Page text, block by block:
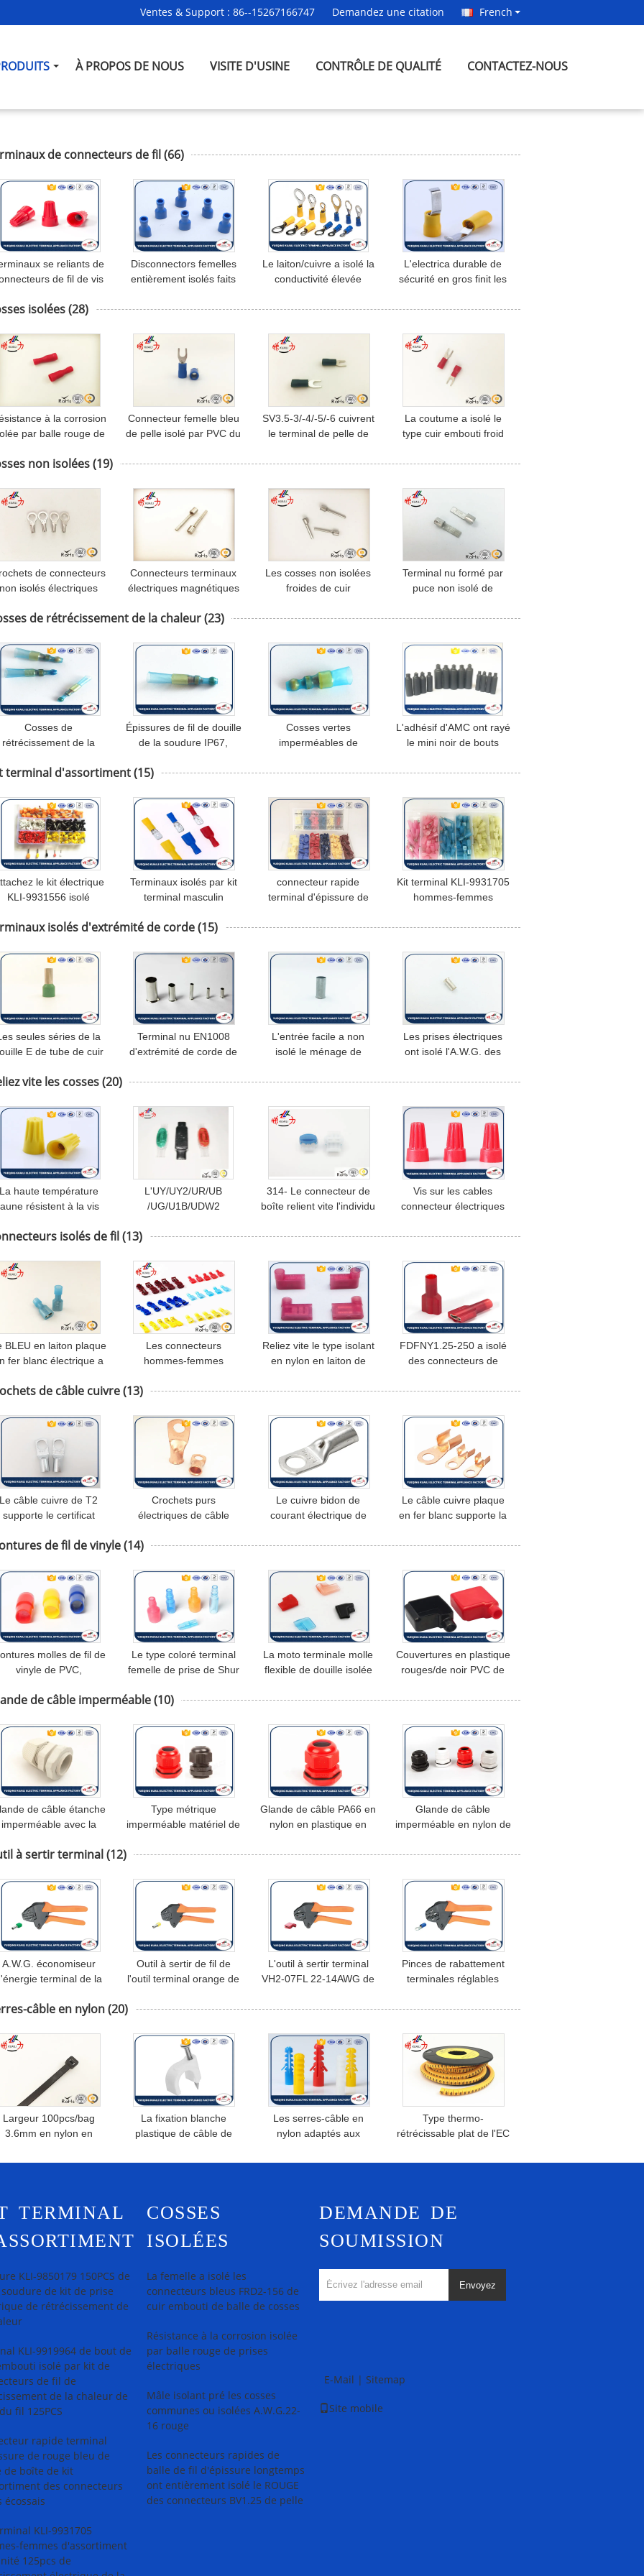
Ventes & Support : 86--15267166747 Demandez une citation French
À PROPOS DE NOUS VISITE D'USINE CONTRÔLE DE QUALITÉ CONTACTEZ-NOUS
de connecteurs de fil (66)
se reliants de
de fil de vis
de fil électrique
Disconnectors femelles
entièrement isolés faits
d'OEM FDFD de
connecteurs de fil
Le laiton/cuivre a isolé la
conductivité élevée
d'anneau de fil de cuir
L'electrica durable de
sécurité en gros finit les
de lame
isolées (28)
à la corrosion
par balle rouge de
Connecteur femelle bleu
de pelle isolé par PVC du
bidon crochet des
SV3.5-3/-4/-5/-6 cuivrent
le terminal de pelle de
embouti isolé par
La coutume a isolé le
type cuir embouti froid
de presse de fourchette
non isolées (19)
de connecteurs
non isolés électriques
de cosses de
Connecteurs terminaux
électriques magnétiques
cosses de Pin petits
Les cosses non isolées
froides de cuir
des terminaux de Pin
Terminal nu formé par
puce non isolé de
nylon de DBN
de rétrécissement de la chaleur (23)
Cosses de
rétrécissement de la
fil, température de
degrés
Épissures de fil de douille
de la soudure IP67,
poignée de soudure
Cosses vertes
imperméables de
chaleur avec Chaud-
plastique
L'adhésif d'AMC ont rayé
le mini noir de bouts
transparent
terminal d'assortiment (15)
le kit électrique
KLI-9931556 isolé
connecteur de cuir
goupille
Terminaux isolés par kit
terminal masculin
Disconnectors de vinyle
connecteur rapide
terminal d'épissure de
boîte de kit d'assortiment
écossais
Kit terminal KLI-9931705
hommes-femmes
125pcs de
de la chaleur
isolés d'extrémité de corde (15)
seules séries de la
E de tube de cuir
matériel électrique de
corde isolé par Pin
Terminal nu EN1008
d'extrémité de corde de
connecteur de tube de
L'entrée facile a non
isolé le ménage de
fil de Pin électrique
Les prises électriques
ont isolé l'A.W.G. des
d'extrémité de corde
vite les cosses (20)
La haute température
résistent à la vis
l'OEM de chapeau de
L'UY/UY2/UR/UB
/UG/U1B/UDW2
connecteur rapide de fil
314- Le connecteur de
boîte relient vite l'individu
A.W.G. 14-22 IDC de
Vis sur les cables
connecteur électriques
de fil imperméables
isolés de fil (13)
BLEU en laiton plaque
fer blanc électrique a
femelles de câble de
de fil
Les connecteurs
hommes-femmes
service d'OEM de
embouti
Reliez vite le type isolant
en nylon en laiton de
de fil au terminal femelle
FDFNY1.25-250 a isolé
des connecteurs de
électriques de crochet de
de câble cuivre (13)
Le câble cuivre de T2
supporte le certificat
de Sc de résistance
Crochets purs
électriques de câble
avec l'OEM plaque en fer
Le cuivre bidon de
courant électrique de
de câble cuivre de Sc
garnitures
Le câble cuivre plaque
en fer blanc supporte la
d'extrémité électriques
de fil de vinyle (14)
molles de fil de
vinyle de PVC,
douilles d'isolation de
Le type coloré terminal
femelle de prise de Shur
couverture terminale de
La moto terminale molle
flexible de douille isolée
chapeaux branchent à
Couvertures en plastique
rouges/de noir PVC de
l'aperçu gratuit
de câble imperméable (10)
de câble étanche
imperméable avec la
plastique de pp
Type métrique
imperméable matériel de
câblage en plastique de
Glande de câble PA66 en
nylon en plastique en
de glandes de câble de
Glande de câble
imperméable en nylon de
le blanc gris en plastique
à sertir terminal (12)
A.W.G. économiseur
terminal de la
(20-10) de gerbeur de
Outil à sertir de fil de
l'outil terminal orange de
réglable
L'outil à sertir terminal
VH2-07FL 22-14AWG de
récipients femelles a
Pinces de rabattement
terminales réglables
de terminaux
câble en nylon (20)
Largeur 100pcs/bag
3.6mm en nylon en
des serres-
La fixation blanche
plastique de câble de
matière 7mm coupe avec
Les serres-câble en
nylon adaptés aux
augmentent la prise de
de clou
Type thermo-
rétrécissable plat de l'EC
tube de marqueur de
client
TERMINAL
KLI-9850179 150PCS de
de kit de prise
de rétrécissement de
KLI-9919964 de bout de
isolé par kit de
de fil de
de la chaleur de
fil 125PCS
rapide terminal
de rouge bleu de
de boîte de kit
des connecteurs
écossais
KLI-9931705
femmes d'assortiment
125pcs de
COSSES
ISOLÉES
La femelle a isolé les
connecteurs bleus FRD2-156 de
cuir embouti de balle de cosses
Résistance à la corrosion isolée
par balle rouge de prises
électriques
Mâle isolant pré les cosses
communes ou isolées A.W.G.22-
16 rouge
Les connecteurs rapides de
balle de fil d'épissure longtemps
ont entièrement isolé le ROUGE
des connecteurs BV1.25 de pelle
DEMANDE DE
SOUMISSION
Envoyez
E-Mail Sitemap
Site mobile